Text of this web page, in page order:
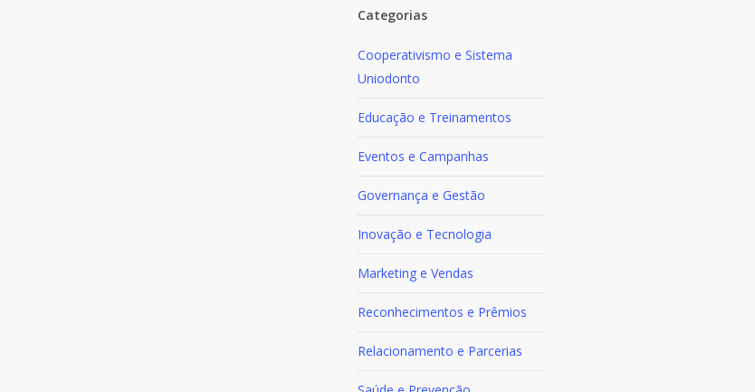
Categorias
Cooperativismo e Sistema
Uniodonto
Educação e Treinamentos
Eventos e Campanhas
Governança e Gestão
Inovação e Tecnologia
Marketing e Vendas
Reconhecimentos e Prêmios
Relacionamento e Parcerias